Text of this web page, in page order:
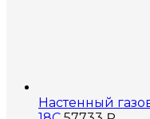
Настенный